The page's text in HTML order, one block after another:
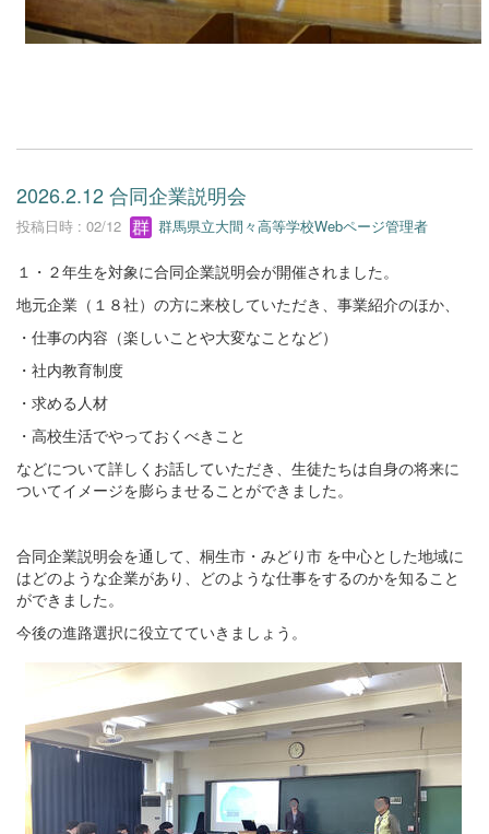
2026.2.12 合同企業説明会
投稿日時 : 02/12 群馬県立大間々高等学校Webページ管理者
１・２年生を対象に合同企業説明会が開催されました。
地元企業（１８社）の方に来校していただき、事業紹介のほか、
・仕事の内容（楽しいことや大変なことなど）
・社内教育制度
・求める人材
・高校生活でやっておくべきこと
などについて詳しくお話していただき、生徒たちは自身の将来に
ついてイメージを膨らませることができました。
合同企業説明会を通して、桐生市・みどり市 を中心とした地域に
はどのような企業があり、どのような仕事をするのかを知ること
ができました。
今後の進路選択に役立てていきましょう。